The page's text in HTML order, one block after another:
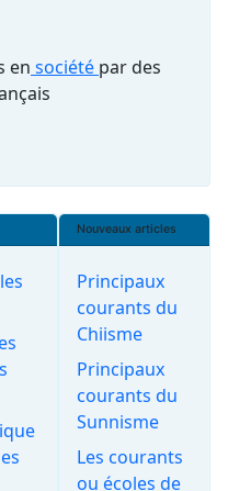
en société par des
Nouveaux articles
Principaux
courants du
Chiisme
Principaux
courants du
Sunnisme
Les courants
ou écoles de